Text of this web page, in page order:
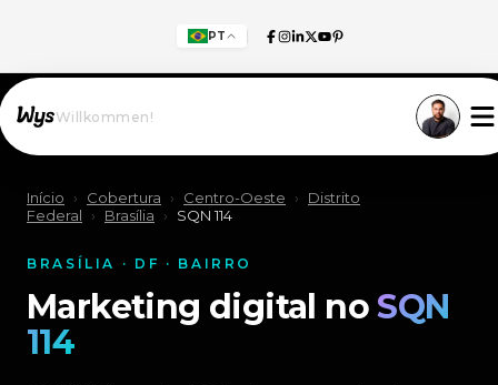
PT
Willkommen!
Início › Cobertura › Centro-Oeste ›
Distrito
Federal
› Brasília › SQN 114
BRASÍLIA · DF · BAIRRO
Marketing digital noSQN
114